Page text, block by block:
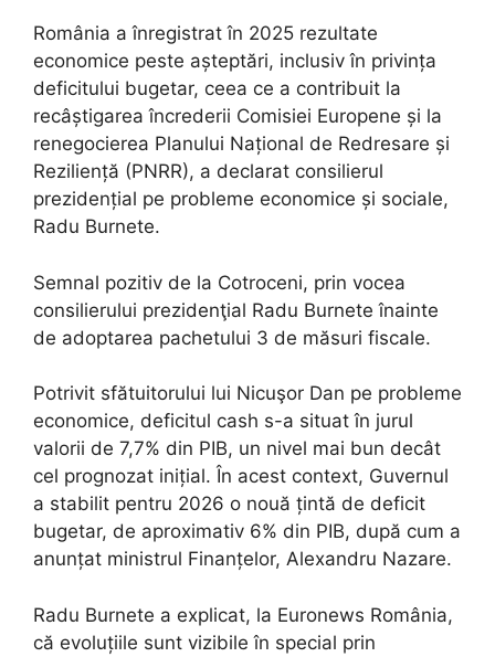
România a înregistrat în 2025 rezultate
economice peste așteptări, inclusiv în privința
deficitului bugetar, ceea ce a contribuit la
recâștigarea încrederii Comisiei Europene și la
renegocierea Planului Național de Redresare și
Reziliență (PNRR), a declarat consilierul
prezidențial pe probleme economice și sociale,
Radu Burnete.
Semnal pozitiv de la Cotroceni, prin vocea
consilierului prezidenţial Radu Burnete înainte
de adoptarea pachetului 3 de măsuri fiscale.
Potrivit sfătuitorului lui Nicuşor Dan pe probleme
economice, deficitul cash s-a situat în jurul
valorii de 7,7% din PIB, un nivel mai bun decât
cel prognozat inițial. În acest context, Guvernul
a stabilit pentru 2026 o nouă țintă de deficit
bugetar, de aproximativ 6% din PIB, după cum a
anunțat ministrul Finanțelor, Alexandru Nazare.
Radu Burnete a explicat, la Euronews România,
că evoluțiile sunt vizibile în special prin